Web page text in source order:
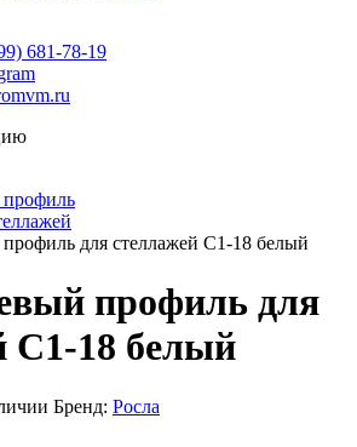
681-78-19
для стеллажей С1-18 белый
профиль для
С1-18 белый
Бренд: Росла